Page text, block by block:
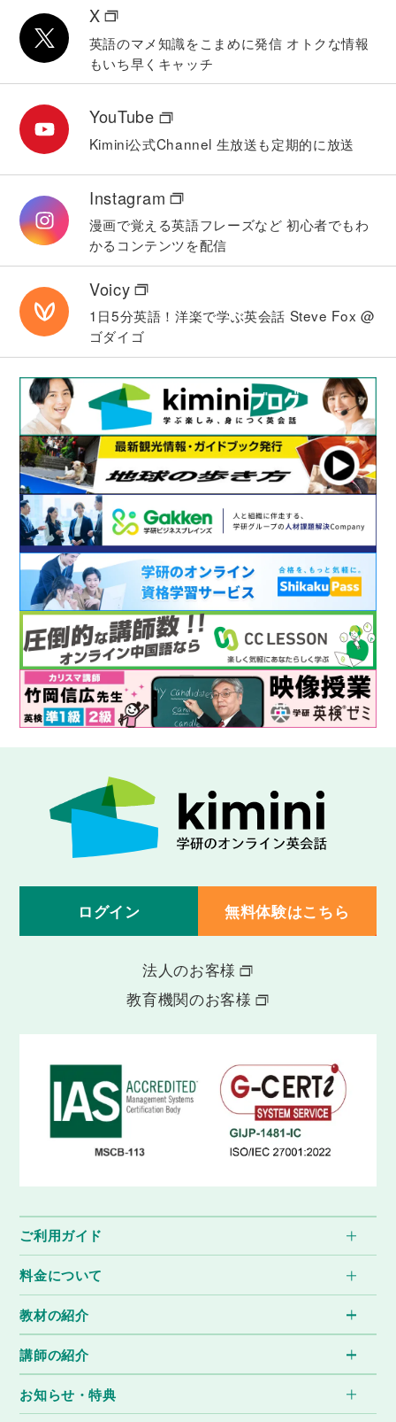
X
英語のマメ知識をこまめに発信 オトクな情報
もいち早くキャッチ
YouTube
Kimini公式Channel 生放送も定期的に放送
Instagram
漫画で覚える英語フレーズなど 初心者でもわ
かるコンテンツを配信
Voicy
1日5分英語！洋楽で学ぶ英会話 Steve Fox @
ゴダイゴ
ログイン 無料体験はこちら
法人のお客様
教育機関のお客様
ご利用ガイド
料金について
教材の紹介
講師の紹介
お知らせ・特典